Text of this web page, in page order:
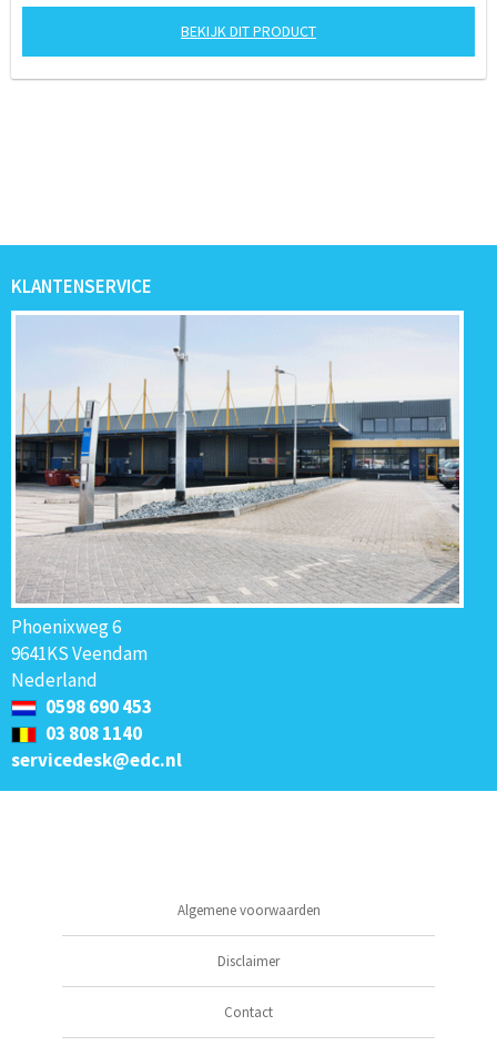
BEKIJK DIT PRODUCT
KLANTENSERVICE
Phoenixweg 6
9641KS Veendam
Nederland
0598 690 453
03 808 1140
servicedesk@edc.nl
Algemene voorwaarden
Disclaimer
Contact